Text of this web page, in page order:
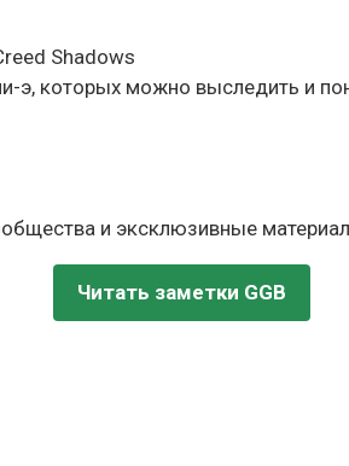
Shadows
э, которых можно выследить и
и эксклюзивные
Читать заметки GGB